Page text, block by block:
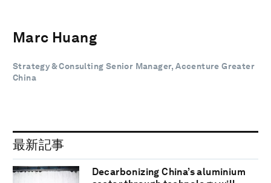
Marc Huang
Strategy & Consulting Senior Manager, Accenture Greater
China
最新記事
Decarbonizing China’s aluminium